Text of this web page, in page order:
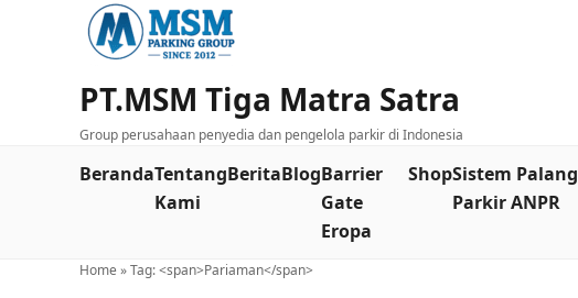
PT.MSM Tiga Matra Satra
Group perusahaan penyedia dan pengelola parkir di Indonesia
BerandaTentang
Kami
BeritaBlogBarrier
Gate
Eropa
ShopSistem Palang
Parkir ANPR
Home »Tag: <span>Pariaman</span>